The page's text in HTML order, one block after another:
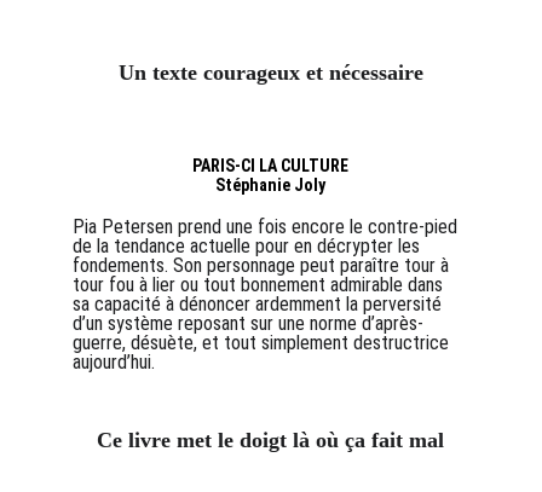
Un texte courageux et nécessaire
PARIS-CI LA CULTURE
Stéphanie Joly
Pia Petersen prend une fois encore le contre-pied
de la tendance actuelle pour en décrypter les
fondements. Son personnage peut paraître tour à
tour fou à lier ou tout bonnement admirable dans
sa capacité à dénoncer ardemment la perversité
d’un système reposant sur une norme d’après-
guerre, désuète, et tout simplement destructrice
aujourd’hui.
Ce livre met le doigt là où ça fait mal